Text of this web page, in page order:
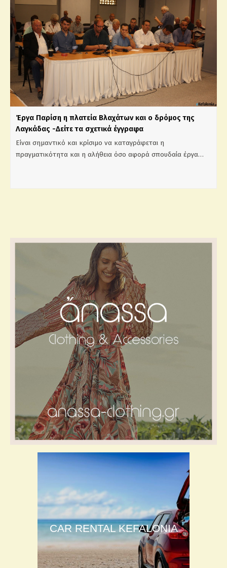
Έργα Παρίση η πλατεία Βλαχάτων και ο δρόμος της
Λαγκάδας -Δείτε τα σχετικά έγγραφα
Είναι σημαντικό και κρίσιμο να καταγράφεται η
πραγματικότητα και η αλήθεια όσο αφορά σπουδαία έργα…
CAR RENTAL KEFALONIA